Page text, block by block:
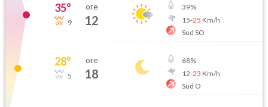
35°
9
ore
12
39%
15-25 Km/h
Sud SO
28°
5
ore
18
68%
12-23 Km/h
Sud O